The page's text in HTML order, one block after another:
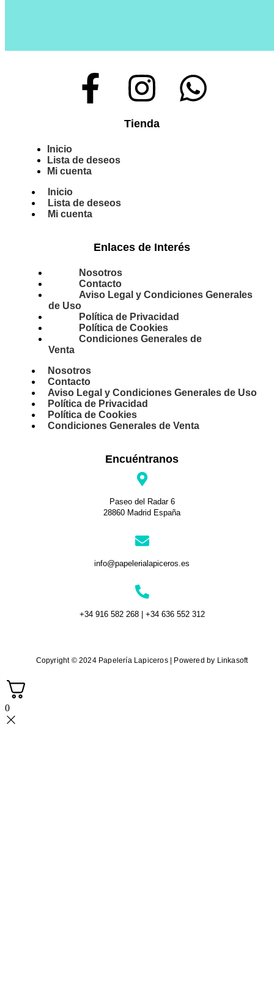
Tienda
Inicio
Lista de deseos
Mi cuenta
Inicio
Lista de deseos
Mi cuenta
Enlaces de Interés
Nosotros
Contacto
Aviso Legal y Condiciones Generales
de Uso
Política de Privacidad
Política de Cookies
Condiciones Generales de
Venta
Nosotros
Contacto
Aviso Legal y Condiciones Generales de Uso
Política de Privacidad
Política de Cookies
Condiciones Generales de Venta
Encuéntranos
Paseo del Radar 6
28860 Madrid España
info@papelerialapiceros.es
+34 916 582 268 | +34 636 552 312
Copyright © 2024 Papelería Lapiceros | Powered by Linkasoft
0